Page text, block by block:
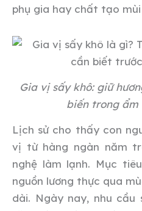
phụ gia hay chất tạo
Gia vị sấy khô: giữ
biến trong ẩm
Lịch sử cho thấy con
vị từ hàng ngàn năm
nghệ làm lạnh. Mục
nguồn lương thực qua
dài. Ngày nay, nhu cầu